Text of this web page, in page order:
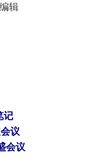
辑
记
议
会议